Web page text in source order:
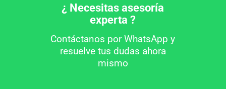
¿ Necesitas asesoría
experta ?
Contáctanos por WhatsApp y
resuelve tus dudas ahora
mismo